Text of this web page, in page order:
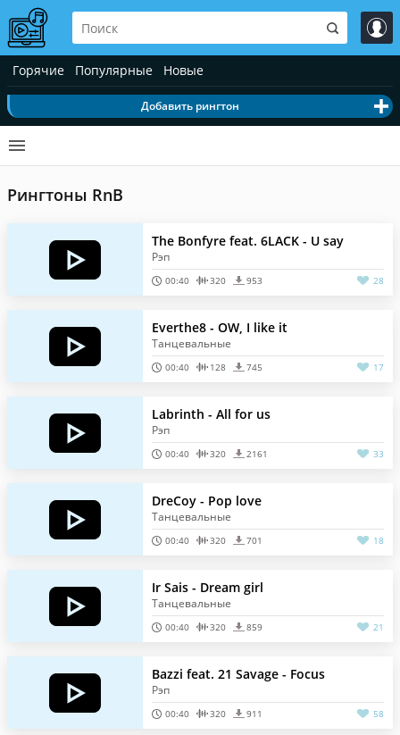
Горячие Популярные Новые
Добавить рингтон
Рингтоны RnB
The Bonfyre feat. 6LACK - U say
Рэп
00:40 320 953 28
Everthe8 - OW, I like it
Танцевальные
00:40 128 745 17
Labrinth - All for us
Рэп
00:40 320 2161 33
DreCoy - Pop love
Танцевальные
00:40 320 701 18
Ir Sais - Dream girl
Танцевальные
00:40 320 859 21
Bazzi feat. 21 Savage - Focus
Рэп
00:40 320 911 58